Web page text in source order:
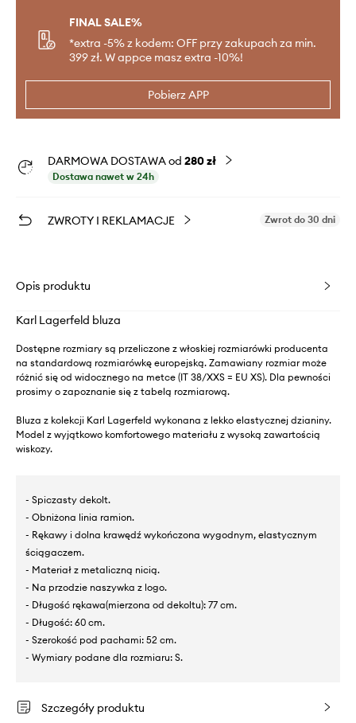
FINAL SALE%
*extra -5% z kodem: OFF przy zakupach za min.
399 zł. W appce masz extra -10%!
Pobierz APP
DARMOWA DOSTAWA od 280 zł
Dostawa nawet w 24h
ZWROTY I REKLAMACJE Zwrot do 30 dni
Opis produktu
Karl Lagerfeld bluza
Dostępne rozmiary są przeliczone z włoskiej rozmiarówki producenta
na standardową rozmiarówkę europejską. Zamawiany rozmiar może
różnić się od widocznego na metce (IT 38/XXS = EU XS). Dla pewności
prosimy o zapoznanie się z tabelą rozmiarową.
Bluza z kolekcji Karl Lagerfeld wykonana z lekko elastycznej dzianiny.
Model z wyjątkowo komfortowego materiału z wysoką zawartością
wiskozy.
- Spiczasty dekolt.
- Obniżona linia ramion.
- Rękawy i dolna krawędź wykończona wygodnym, elastycznym
ściągaczem.
- Materiał z metaliczną nicią.
- Na przodzie naszywka z logo.
- Długość rękawa(mierzona od dekoltu): 77 cm.
- Długość: 60 cm.
- Szerokość pod pachami: 52 cm.
- Wymiary podane dla rozmiaru: S.
Szczegóły produktu